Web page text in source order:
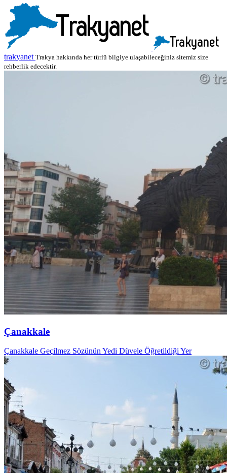
trakyanet Trakya hakkında her türlü bilgiye ulaşabileceğiniz sitemiz size
rehberlik edecektir.
Çanakkale
Çanakkale Geçilmez Sözünün Yedi Düvele Öğretildiği Yer